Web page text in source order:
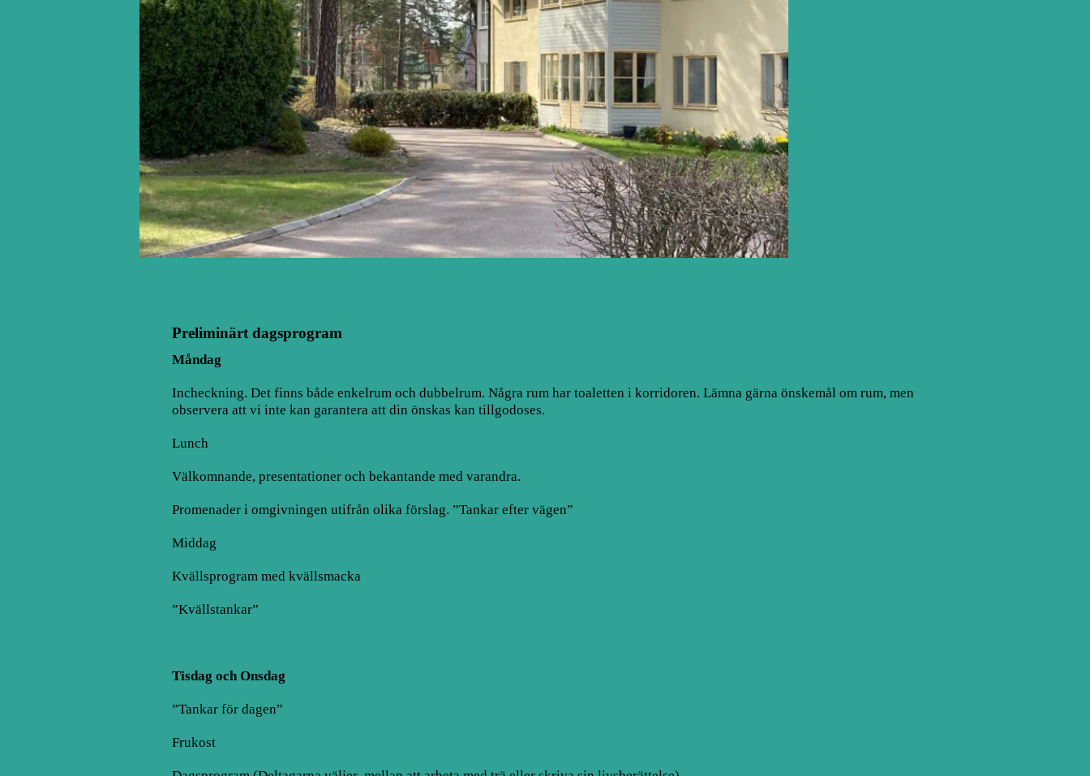
Preliminärt dagsprogram
Måndag
Incheckning. Det finns både enkelrum och dubbelrum. Några rum har toaletten i korridoren. Lämna gärna önskemål om rum, men
observera att vi inte kan garantera att din önskas kan tillgodoses.
Lunch
Välkomnande, presentationer och bekantande med varandra.
Promenader i omgivningen utifrån olika förslag. ”Tankar efter vägen”
Middag
Kvällsprogram med kvällsmacka
”Kvällstankar”
Tisdag och Onsdag
”Tankar för dagen”
Frukost